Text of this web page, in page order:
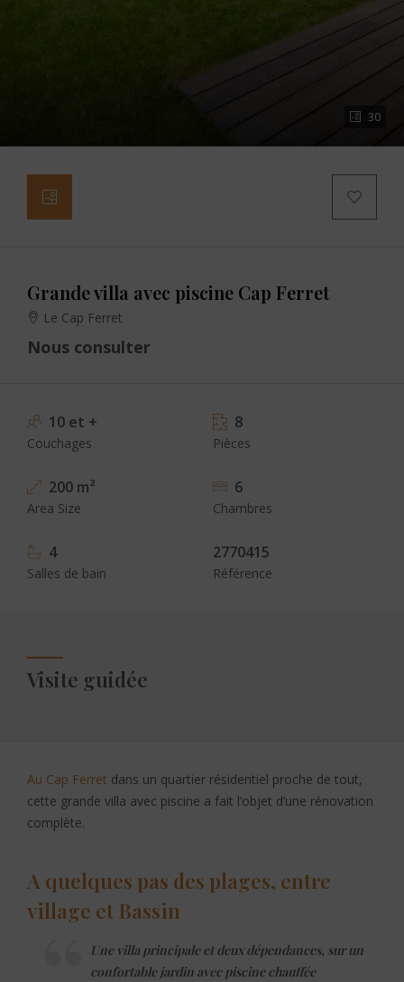
30
Grande villa avec piscine Cap Ferret
Le Cap Ferret
Nous consulter
10 et +
Couchages
8
Pièces
200 m²
Area Size
6
Chambres
4
Salles de bain
2770415
Référence
Visite guidée
Au Cap Ferret dans un quartier résidentiel proche de tout,
cette grande villa avec piscine a fait l’objet d’une rénovation
complète.
A quelques pas des plages, entre
village et Bassin
Une villa principale et deux dépendances, sur un
confortable jardin avec piscine chauffée